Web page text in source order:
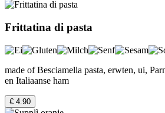
Frittatina di pasta
made of Besciamella pasta, erwten, ui,
en Italiaanse ham
€ 4.90